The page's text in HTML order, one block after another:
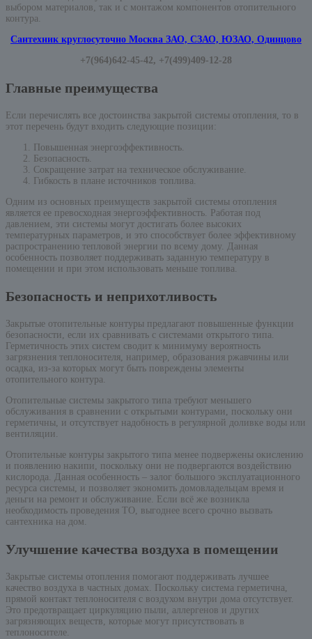
выбором материалов, так и с монтажом компонентов отопительного
контура.
Сантехник круглосуточно Москва ЗАО, СЗАО, ЮЗАО, Одинцово
+7(964)642-45-42, +7(499)409-12-28
Главные преимущества
Если перечислять все достоинства закрытой системы отопления, то в
этот перечень будут входить следующие позиции:
Повышенная энергоэффективность.
Безопасность.
Сокращение затрат на техническое обслуживание.
Гибкость в плане источников топлива.
Одним из основных преимуществ закрытой системы отопления
является ее превосходная энергоэффективность. Работая под
давлением, эти системы могут достигать более высоких
температурных параметров, и это способствует более эффективному
распространению тепловой энергии по всему дому. Данная
особенность позволяет поддерживать заданную температуру в
помещении и при этом использовать меньше топлива.
Безопасность и неприхотливость
Закрытые отопительные контуры предлагают повышенные функции
безопасности, если их сравнивать с системами открытого типа.
Герметичность этих систем сводит к минимуму вероятность
загрязнения теплоносителя, например, образования ржавчины или
осадка, из-за которых могут быть повреждены элементы
отопительного контура.
Отопительные системы закрытого типа требуют меньшего
обслуживания в сравнении с открытыми контурами, поскольку они
герметичны, и отсутствует надобность в регулярной доливке воды или
вентиляции.
Отопительные контуры закрытого типа менее подвержены окислению
и появлению накипи, поскольку они не подвергаются воздействию
кислорода. Данная особенность – залог большого эксплуатационного
ресурса системы, и позволяет экономить домовладельцам время и
деньги на ремонт и обслуживание. Если всё же возникла
необходимость проведения ТО, выгоднее всего срочно вызвать
сантехника на дом.
Улучшение качества воздуха в помещении
Закрытые системы отопления помогают поддерживать лучшее
качество воздуха в частных домах. Поскольку система герметична,
прямой контакт теплоносителя с воздухом внутри дома отсутствует.
Это предотвращает циркуляцию пыли, аллергенов и других
загрязняющих веществ, которые могут присутствовать в
теплоносителе.